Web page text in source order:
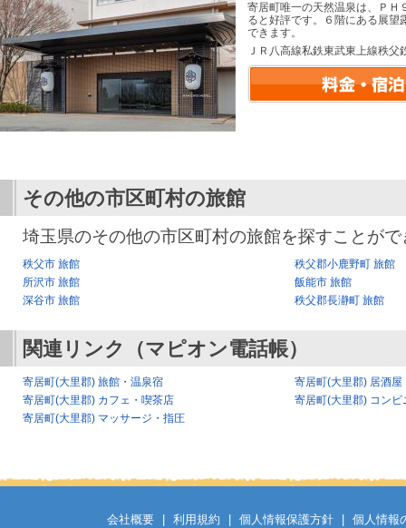
寄居町唯一の天然温泉は、ＰＨ
ると好評です。６階にある展望
できます。
ＪＲ八高線私鉄東武東上線秩
その他の市区町村の旅館
埼玉県のその他の市区町村の旅館を探すことが
秩父市 旅館
秩父郡小鹿野町 旅館
所沢市 旅館
飯能市 旅館
深谷市 旅館
秩父郡長瀞町 旅館
関連リンク（マピオン電話帳）
寄居町(大里郡) 旅館・温泉宿
寄居町(大里郡) 居酒
寄居町(大里郡) カフェ・喫茶店
寄居町(大里郡) コンビ
寄居町(大里郡) マッサージ・指圧
会社概要 利用規約 個人情報保護方針
個人情報